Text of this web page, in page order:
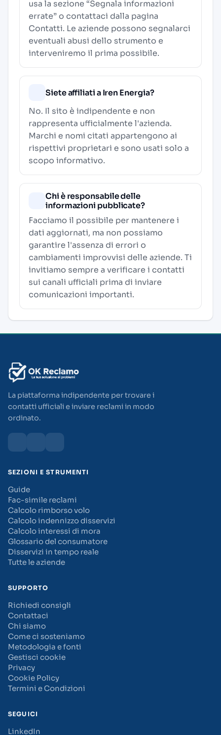
usa la sezione “Segnala informazioni
errate” o contattaci dalla pagina
Contatti. Le aziende possono segnalarci
eventuali abusi dello strumento e
interveniremo il prima possibile.
Siete affiliati a Iren Energia?
No. Il sito è indipendente e non
rappresenta ufficialmente l'azienda.
Marchi e nomi citati appartengono ai
rispettivi proprietari e sono usati solo a
scopo informativo.
Chi è responsabile delle
informazioni pubblicate?
Facciamo il possibile per mantenere i
dati aggiornati, ma non possiamo
garantire l'assenza di errori o
cambiamenti improvvisi delle aziende. Ti
invitiamo sempre a verificare i contatti
sui canali ufficiali prima di inviare
comunicazioni importanti.
La piattaforma indipendente per trovare i
contatti ufficiali e inviare reclami in modo
ordinato.
SEZIONI E STRUMENTI
Guide
Fac-simile reclami
Calcolo rimborso volo
Calcolo indennizzo disservizi
Calcolo interessi di mora
Glossario del consumatore
Disservizi in tempo reale
Tutte le aziende
SUPPORTO
Richiedi consigli
Contattaci
Chi siamo
Come ci sosteniamo
Metodologia e fonti
Gestisci cookie
Privacy
Cookie Policy
Termini e Condizioni
SEGUICI
LinkedIn